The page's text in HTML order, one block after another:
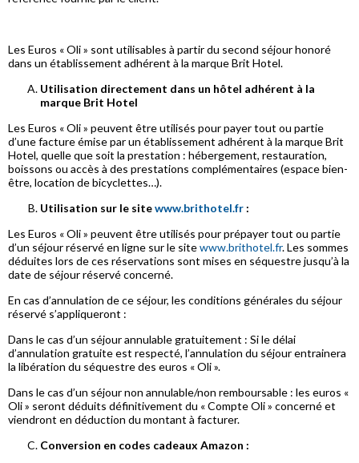
Les Euros « Oli » sont utilisables à partir du second séjour honoré
dans un établissement adhérent à la marque Brit Hotel.
Utilisation directement dans un hôtel adhérent à la
marque Brit Hotel
Les Euros « Oli » peuvent être utilisés pour payer tout ou partie
d’une facture émise par un établissement adhérent à la marque Brit
Hotel, quelle que soit la prestation : hébergement, restauration,
boissons ou accès à des prestations complémentaires (espace bien-
être, location de bicyclettes…).
Utilisation sur le sitewww.brithotel.fr :
Les Euros « Oli » peuvent être utilisés pour prépayer tout ou partie
d’un séjour réservé en ligne sur le sitewww.brithotel.fr. Les sommes
déduites lors de ces réservations sont mises en séquestre jusqu’à la
date de séjour réservé concerné.
En cas d’annulation de ce séjour, les conditions générales du séjour
réservé s’appliqueront :
Dans le cas d’un séjour annulable gratuitement : Si le délai
d’annulation gratuite est respecté, l’annulation du séjour entrainera
la libération du séquestre des euros « Oli ».
Dans le cas d’un séjour non annulable/non remboursable : les euros «
Oli » seront déduits définitivement du « Compte Oli » concerné et
viendront en déduction du montant à facturer.
Conversion en codes cadeaux Amazon :